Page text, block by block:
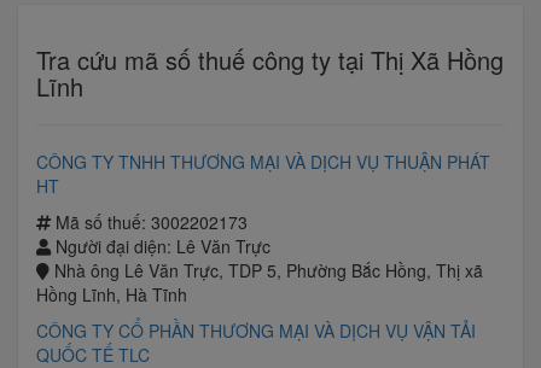
Tra cứu mã số thuế công ty tại Thị Xã Hồng
Lĩnh
CÔNG TY TNHH THƯƠNG MẠI VÀ DỊCH VỤ THUẬN PHÁT
HT
Mã số thuế: 3002202173
Người đại diện: Lê Văn Trực
Nhà ông Lê Văn Trực, TDP 5, Phường Bắc Hồng, Thị xã
Hồng Lĩnh, Hà Tĩnh
CÔNG TY CỔ PHẦN THƯƠNG MẠI VÀ DỊCH VỤ VẬN TẢI
QUỐC TẾ TLC